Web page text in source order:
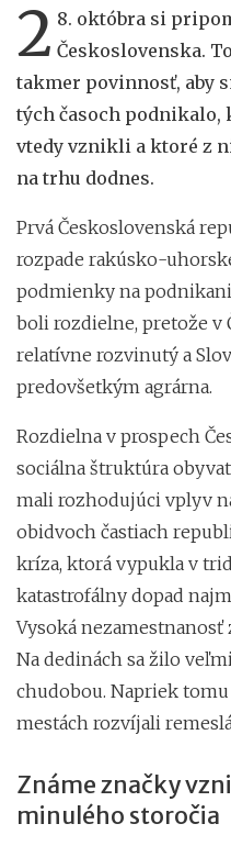
2 8. októbra si
Československa.
takmer povinnosť, aby
tých časoch podnikalo,
vtedy vznikli a ktoré z
na trhu dodnes.
Prvá Československá
rozpade rakúsko-
podmienky na
boli rozdielne, pretože v
relatívne rozvinutý a
predovšetkým agrárna.
Rozdielna v prospech
sociálna štruktúra
mali rozhodujúci vplyv
obidvoch častiach
kríza, ktorá vypukla v
katastrofálny dopad
Vysoká
Na dedinách sa žilo
chudobou. Napriek tomu
mestách rozvíjali
Známe značky
minulého storočia